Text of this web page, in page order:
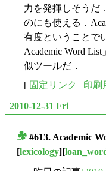
力を発揮しそうだ
のにも使える．
有度ということで
Academic Word
似ツールだ．
[ 固定リンク | 印刷
2010-12-31 Fri
#613. Academic
[lexicology][